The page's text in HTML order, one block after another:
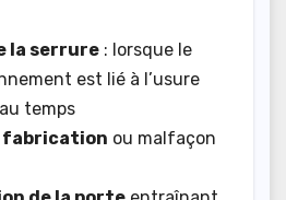
la serrure : lorsque le
est lié à l’usure
temps
fabrication ou malfaçon